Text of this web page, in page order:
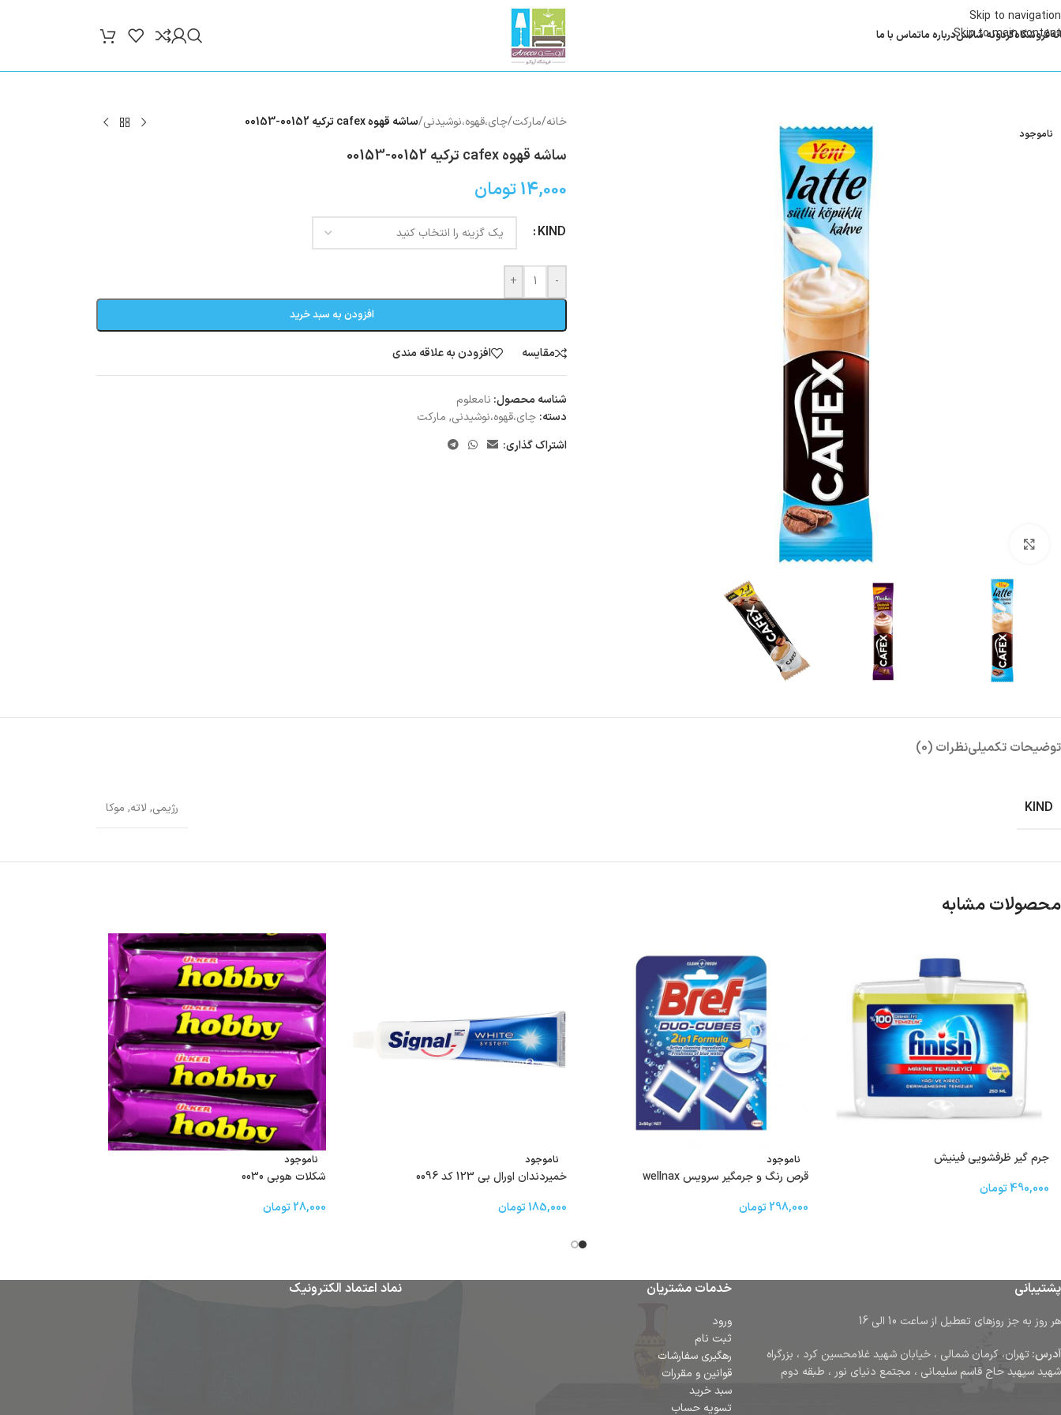
Skip to navigation
Skip to main content
فروشگاهگردونه شانسدرباره ماتماس با ما
ناموجود
خانه/مارکت/چای،قهوه،نوشیدنی/ساشه قهوه cafex ترکیه 00152-00153
ساشه قهوه cafex ترکیه 00152-00153
14,000تومان
KIND
-
+
افزودن به سبد خرید
مقایسه افزودن به علاقه مندی
شناسه محصول: نامعلوم
دسته: چای،قهوه،نوشیدنی, مارکت
اشتراک گذاری:
توضیحات تکمیلینظرات (0)
KIND رژیمی, لاته, موکا
محصولات مشابه
جرم گیر ظرفشویی فینیش
490,000تومان
ناموجود
قرص رنگ و جرمگیر سرویس wellnax
298,000 تومان
ناموجود
خمیردندان اورال بی 123 کد 0096
185,000تومان
ناموجود
شکلات هوبی 0030
28,000 تومان
پشتیبانی
هر روز به جز روزهای تعطیل از ساعت 10 الی 16
آدرس: تهران، کرمان شمالی ، خیابان شهید غلامحسین کرد ، بزرگراه
شهید سپهبد حاج قاسم سلیمانی ، مجتمع دنیای نور ، طبقه دوم
خدمات مشتریان
ورود
ثبت نام
رهگیری سفارشات
قوانین و مقررات
سبد خرید
تسویه حساب
نماد اعتماد الکترونیک